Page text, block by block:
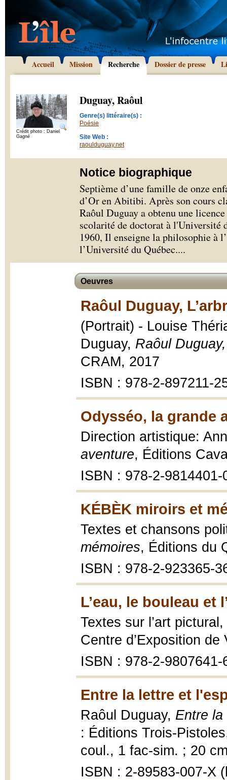
Accueil Mission Recherche Dossier de presse
Crédit photo : Daniel
Gagné
Duguay, Raôul
Genre(s) littéraire(s) :
Poésie
Site Web :
raoulduguay.net
Notice biographique
Septième d’une famille de onze
d’Or en Abitibi. Après son cours
Raôul Duguay a obtenu une
scolarité de doctorat à l'Université
1960, Il enseigne la philosophie à
l’Université du Québec....
Oeuvres
Raôul Duguay,
(Portrait) - Louise
Duguay, Raôul
CRAM, 2017
ISBN : 978-2-897211-
Odysséo, la grande
Direction artistique:
aventure, Éditions
ISBN : 978-2-9814401-
KÉBÈK miroirs et
Textes et chansons
mémoires, Éditions du
ISBN : 978-2-923365-
L’eau, le bouleau et
Textes sur l’art pictural,
Centre d’Exposition de
ISBN : 978-2-9807641-
Entre la lettre et
Raôul Duguay, Entre
: Éditions Trois-
coul., 1 fac-sim. ; 20
ISBN : 2-89583-007-X